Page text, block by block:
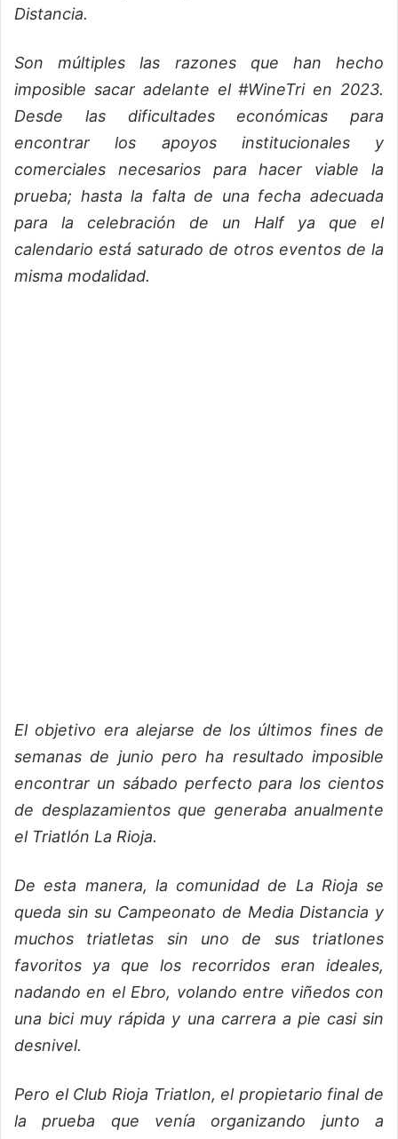
Distancia.
Son múltiples las razones que han hecho
imposible sacar adelante el #WineTri en 2023.
Desde las dificultades económicas para
encontrar los apoyos institucionales y
comerciales necesarios para hacer viable la
prueba; hasta la falta de una fecha adecuada
para la celebración de un Half ya que el
calendario está saturado de otros eventos de la
misma modalidad.
El objetivo era alejarse de los últimos fines de
semanas de junio pero ha resultado imposible
encontrar un sábado perfecto para los cientos
de desplazamientos que generaba anualmente
el Triatlón La Rioja.
De esta manera, la comunidad de La Rioja se
queda sin su Campeonato de Media Distancia y
muchos triatletas sin uno de sus triatlones
favoritos ya que los recorridos eran ideales,
nadando en el Ebro, volando entre viñedos con
una bici muy rápida y una carrera a pie casi sin
desnivel.
Pero el Club Rioja Triatlon, el propietario final de
la prueba que venía organizando junto a